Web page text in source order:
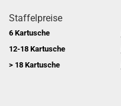
Staffelpreise
6 Kartusche
12-18 Kartusche
> 18 Kartusche